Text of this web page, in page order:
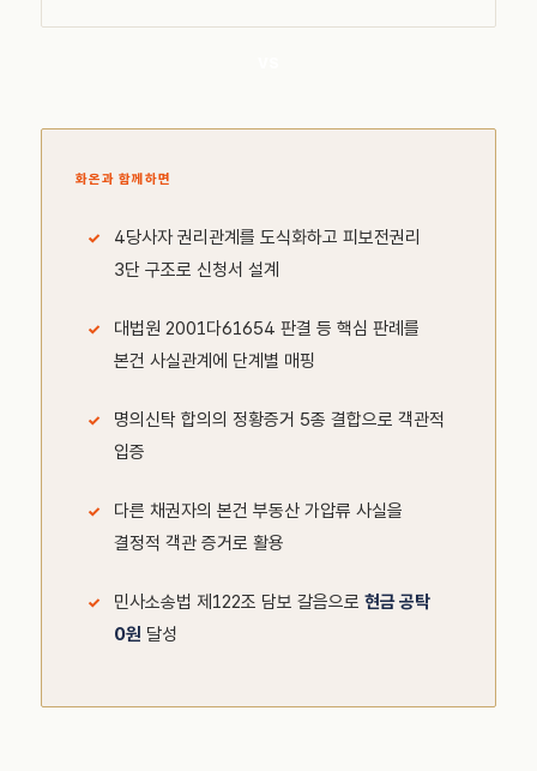
화온과 함께하면
4당사자 권리관계를 도식화하고 피보전권리
3단 구조로 신청서 설계
대법원 2001다61654 판결 등 핵심 판례를
본건 사실관계에 단계별 매핑
명의신탁 합의의 정황증거 5종 결합으로 객관적
입증
다른 채권자의 본건 부동산 가압류 사실을
결정적 객관 증거로 활용
민사소송법 제122조 담보 갈음으로 현금 공탁
0원 달성